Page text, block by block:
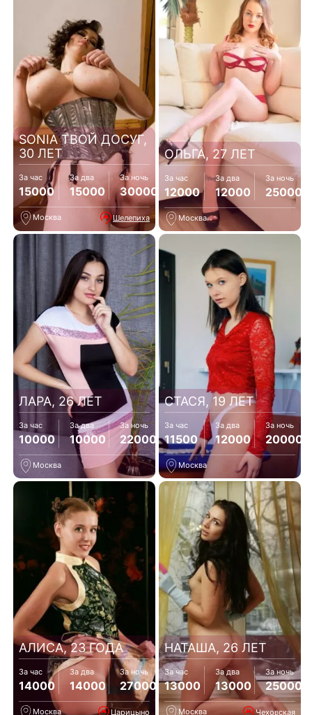
SONIA ТВОЙ ДОСУГ,
30 ЛЕТ
За час
15000
За два
15000
За ночь
30000
Москва Шелепиха
ОЛЬГА, 27 ЛЕТ
За час
12000
За два
12000
За ночь
25000
Москва
ЛАРА, 26 ЛЕТ
За час
10000
За два
10000
За ночь
22000
Москва
СТАСЯ, 19 ЛЕТ
За час
11500
За два
12000
За ночь
20000
Москва
АЛИСА, 23 ГОДА
За час
14000
За два
14000
За ночь
27000
Москва Царицыно
НАТАША, 26 ЛЕТ
За час
13000
За два
13000
За ночь
25000
Москва Чеховская